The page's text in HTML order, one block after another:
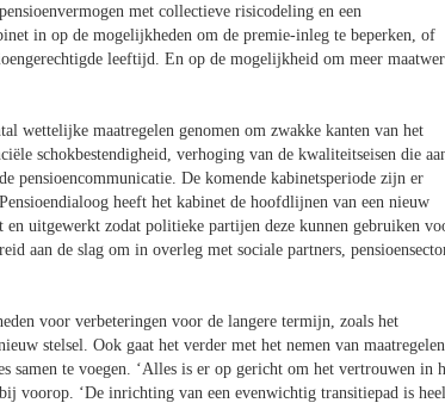
met collectieve risicodeling en een
in op de mogelijkheden om de premie-inleg te beperken, of
leeftijd. En op de mogelijkheid om meer
wettelijke maatregelen genomen om zwakke kanten van het
schokbestendigheid, verhoging van de kwaliteitseisen die
pensioencommunicatie. De komende kabinetsperiode zijn er
heeft het kabinet de hoofdlijnen van een nieuw
en uitgewerkt zodat politieke partijen deze kunnen gebruiken
aan de slag om in overleg met sociale partners,
voor verbeteringen voor de langere termijn, zoals het
stelsel. Ook gaat het verder met het nemen van maatregelen
samen te voegen. ‘Alles is er op gericht om het vertrouwen in
voorop. ‘De inrichting van een evenwichtig transitiepad is heel